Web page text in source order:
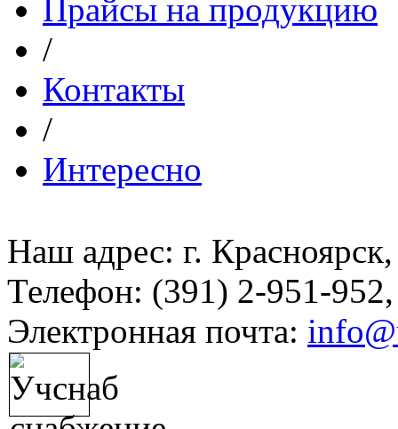
Прайсы на продукцию
/
Контакты
/
Интересно
Наш адрес: г.
Телефон: (391) 2-951-
Электронная почта: